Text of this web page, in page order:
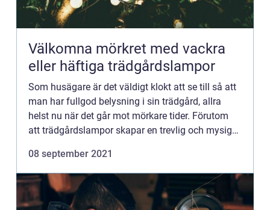
Välkomna mörkret med vackra
eller häftiga trädgårdslampor
Som husägare är det väldigt klokt att se till så att
man har fullgod belysning i sin trädgård, allra
helst nu när det går mot mörkare tider. Förutom
att trädgårdslampor skapar en trevlig och mysig
trädgården på ...
08 september 2021